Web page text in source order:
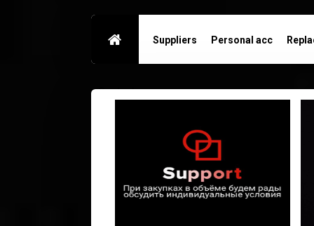
Suppliers Personal acc
Contacts